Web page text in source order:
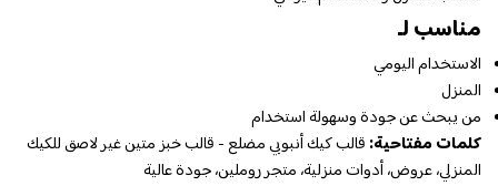
مناسب لـ
الاستخدام اليومي
المنزل
من يبحث عن جودة وسهولة استخدام
كلمات مفتاحية: قالب كيك أنبوبي مضلع - قالب خبز متين غير لاصق للكيك
المنزلي، عروض، أدوات منزلية، متجر روملين، جودة عالية